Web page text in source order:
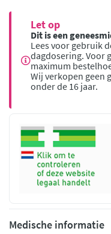
Let op
Dit is een
Lees voor gebruik
dagdosering. Voor
maximum
Wij verkopen geen
onder de 16 jaar.
Medische informatie